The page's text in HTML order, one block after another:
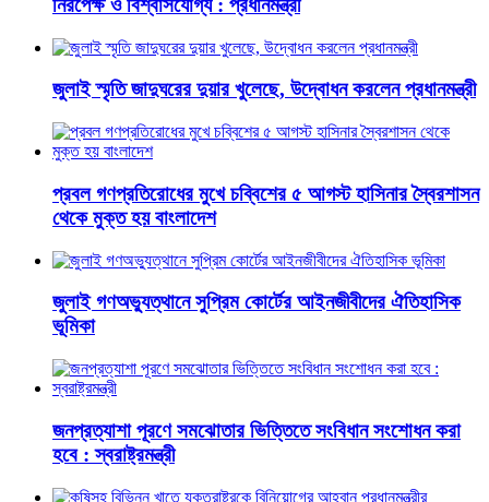
নিরপেক্ষ ও বিশ্বাসযোগ্য : প্রধানমন্ত্রী
জুলাই স্মৃতি জাদুঘরের দুয়ার খুলেছে, উদ্বোধন করলেন প্রধানমন্ত্রী
প্রবল গণপ্রতিরোধের মুখে চব্বিশের ৫ আগস্ট হাসিনার স্বৈরশাসন
থেকে মুক্ত হয় বাংলাদেশ
জুলাই গণঅভ্যুত্থানে সুপ্রিম কোর্টের আইনজীবীদের ঐতিহাসিক
ভূমিকা
জনপ্রত্যাশা পূরণে সমঝোতার ভিত্তিতে সংবিধান সংশোধন করা
হবে : স্বরাষ্ট্রমন্ত্রী